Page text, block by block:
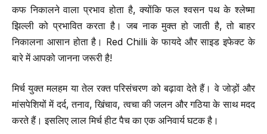
कफ निकालने वाला प्रभाव होता है, क्योंकि फल श्वसन पथ के श्लेष्मा
झिल्ली को प्रभावित करता है। जब नाक मुक्त हो जाती है, तो बाहर
निकालना आसान होता है। Red Chilli के फायदे और साइड इफेक्ट के
बारे में आपको जानना जरूरी है!
मिर्च युक्त मलहम या तेल रक्त परिसंचरण को बढ़ावा देते हैं। वे जोड़ों और
मांसपेशियों में दर्द, तनाव, खिंचाव, त्वचा की जलन और गठिया के साथ मदद
करते हैं। इसलिए लाल मिर्च हीट पैच का एक अनिवार्य घटक है।